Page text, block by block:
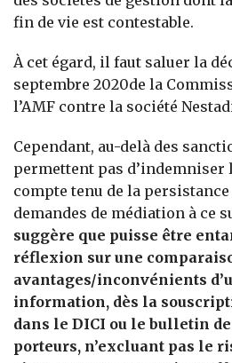
fin de vie est contestable.
À cet égard, il faut saluer la
septembre 2020de la
l’AMF contre la société
Cependant, au-delà des
permettent pas d’indemniser
compte tenu de la
demandes de médiation à ce
suggère que puisse être
réflexion sur une
avantages/inconvénients
information, dès la
dans le DICI ou le bulletin
porteurs, n’excluant pas le